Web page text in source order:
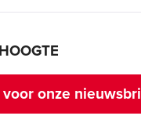
onze